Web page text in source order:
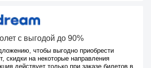
с выгодой до 90%
чтобы выгодно приобрести
скидки на некоторые направления
действует только при заказе билетов в